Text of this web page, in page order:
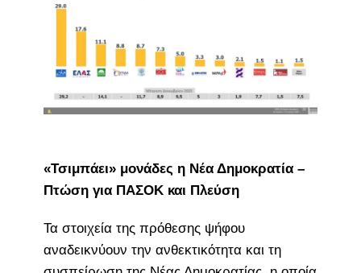
«Τσιμπάει» μονάδες η Νέα Δημοκρατία –
Πτώση για ΠΑΣΟΚ και Πλεύση
Τα στοιχεία της πρόθεσης ψήφου
αναδεικνύουν την ανθεκτικότητα και τη